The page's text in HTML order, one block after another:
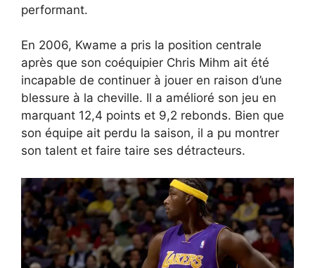
performant.
En 2006, Kwame a pris la position centrale
après que son coéquipier Chris Mihm ait été
incapable de continuer à jouer en raison d’une
blessure à la cheville. Il a amélioré son jeu en
marquant 12,4 points et 9,2 rebonds. Bien que
son équipe ait perdu la saison, il a pu montrer
son talent et faire taire ses détracteurs.